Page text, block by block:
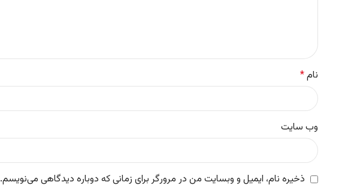
نام*
وب‌ سایت
ذخیره نام، ایمیل و وبسایت من در مرورگر برای زمانی که دوباره دیدگاهی می‌نویسم.